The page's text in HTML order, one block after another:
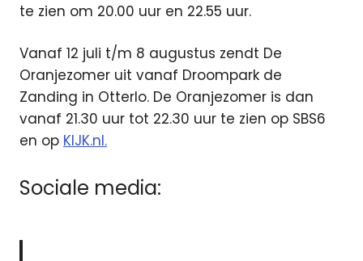
te zien om 20.00 uur en 22.55 uur.
Vanaf 12 juli t/m 8 augustus zendt De
Oranjezomer uit vanaf Droompark de
Zanding in Otterlo. De Oranjezomer is dan
vanaf 21.30 uur tot 22.30 uur te zien op SBS6
en op KIJK.nl.
Sociale media: